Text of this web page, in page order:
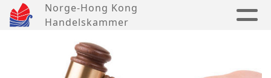
Norge-Hong Kong
Handelskammer